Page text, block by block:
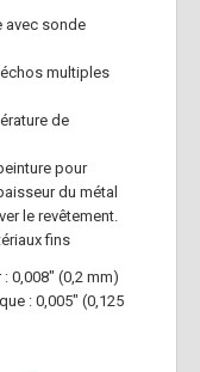
avec sonde
multiples
de
pour
du métal
le revêtement.
fins
0,008" (0,2 mm)
: 0,005" (0,125